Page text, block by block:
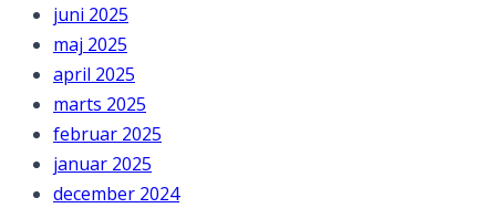
juni 2025
maj 2025
april 2025
marts 2025
februar 2025
januar 2025
december 2024